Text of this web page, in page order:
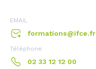
EMAIL
formations@ifce.fr
Téléphone
02 33 12 12 00